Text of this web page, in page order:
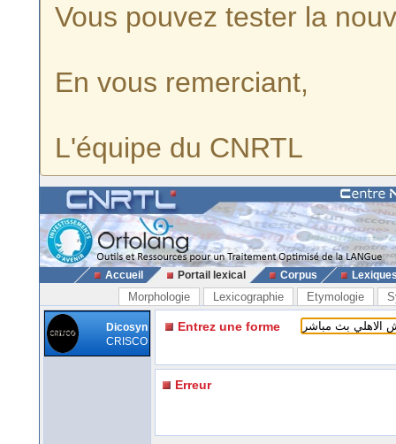
Vous pouvez tester la
En vous remerciant,
L'équipe du CNRTL
Accueil Portail lexical Corpus
Morphologie Lexicographie Etymologie
Dicosyn
CRISCO
Entrez une forme
Erreur